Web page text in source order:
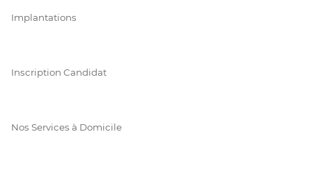
Implantations
Inscription Candidat
Nos Services à Domicile